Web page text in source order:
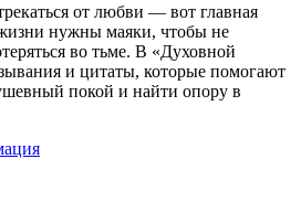
от любви — вот главная
нужны маяки, чтобы не
во тьме. В «Духовной
и цитаты, которые помогают
покой и найти опору в